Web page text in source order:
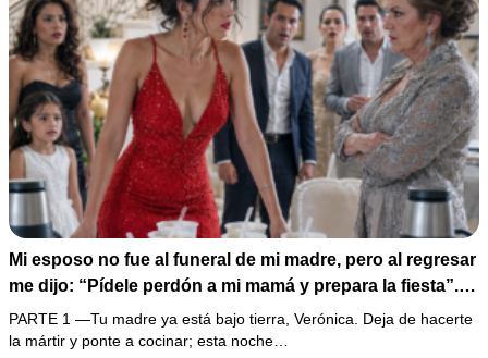
Mi esposo no fue al funeral de mi madre, pero al regresar
me dijo: “Pídele perdón a mi mamá y prepara la fiesta”.
No discutí; acomodé 24 sopas instantáneas, hice una
maleta y abrí la fonda que había heredado. Cuando un
PARTE 1 —Tu madre ya está bajo tierra, Verónica. Deja de hacerte
la mártir y ponte a cocinar; esta noche…